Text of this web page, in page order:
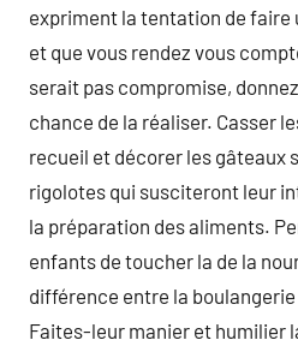
expriment la tentation de
et que vous rendez vous
serait pas compromise,
chance de la réaliser. Casser
recueil et décorer les gâteaux
rigolotes qui susciteront leur
la préparation des aliments.
enfants de toucher la de la
différence entre la
Faites-leur manier et humilier